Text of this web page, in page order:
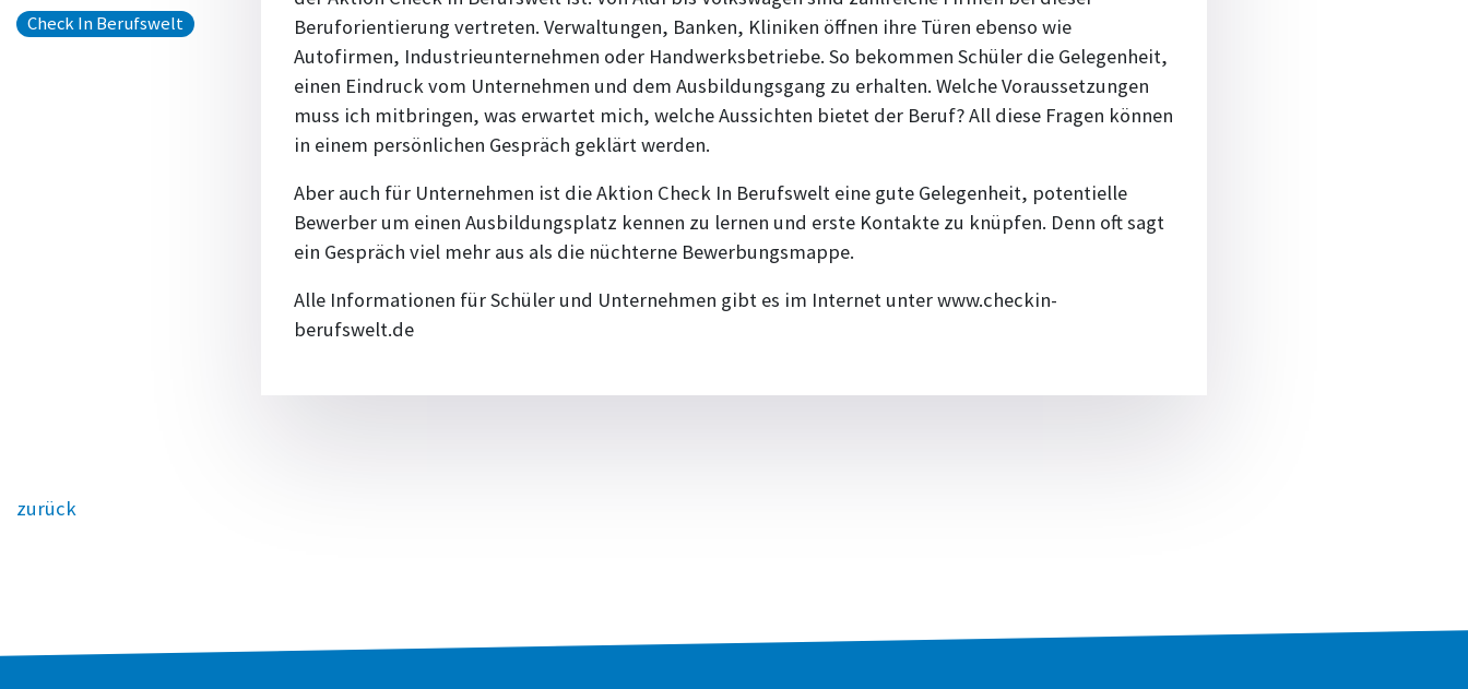
Check In Berufswelt
Beruforientierung vertreten. Verwaltungen, Banken, Kliniken öffnen ihre Türen ebenso wie
Autofirmen, Industrieunternehmen oder Handwerksbetriebe. So bekommen Schüler die Gelegenheit,
einen Eindruck vom Unternehmen und dem Ausbildungsgang zu erhalten. Welche Voraussetzungen
muss ich mitbringen, was erwartet mich, welche Aussichten bietet der Beruf? All diese Fragen können
in einem persönlichen Gespräch geklärt werden.
Aber auch für Unternehmen ist die Aktion Check In Berufswelt eine gute Gelegenheit, potentielle
Bewerber um einen Ausbildungsplatz kennen zu lernen und erste Kontakte zu knüpfen. Denn oft sagt
ein Gespräch viel mehr aus als die nüchterne Bewerbungsmappe.
Alle Informationen für Schüler und Unternehmen gibt es im Internet unter www.checkin-
berufswelt.de
zurück